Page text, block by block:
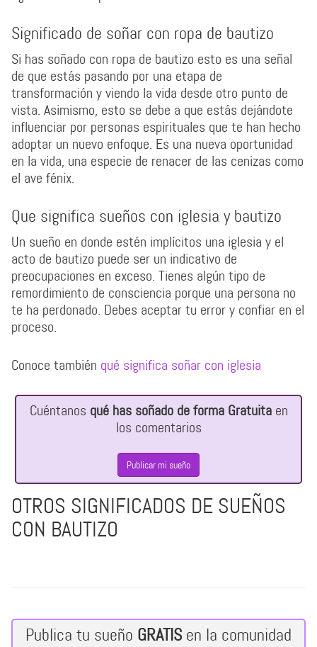
Significado de soñar con ropa de bautizo
Si has soñado con ropa de bautizo esto es una señal
de que estás pasando por una etapa de
transformación y viendo la vida desde otro punto de
vista. Asimismo, esto se debe a que estás dejándote
influenciar por personas espirituales que te han hecho
adoptar un nuevo enfoque. Es una nueva oportunidad
en la vida, una especie de renacer de las cenizas como
el ave fénix.
Que significa sueños con iglesia y bautizo
Un sueño en donde estén implícitos una iglesia y el
acto de bautizo puede ser un indicativo de
preocupaciones en exceso. Tienes algún tipo de
remordimiento de consciencia porque una persona no
te ha perdonado. Debes aceptar tu error y confiar en el
proceso.
Conoce también qué significa soñar con iglesia
Cuéntanos qué has soñado de forma Gratuitaen
los comentarios
Publicar mi sueño
OTROS SIGNIFICADOS DE SUEÑOS
CON BAUTIZO
Publica tu sueño GRATISen la comunidad